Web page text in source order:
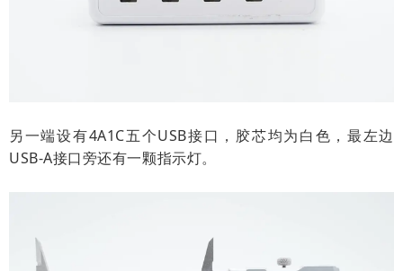
另一端设有4A1C五个USB接口，胶芯均为白色，最左边
USB-A接口旁还有一颗指示灯。